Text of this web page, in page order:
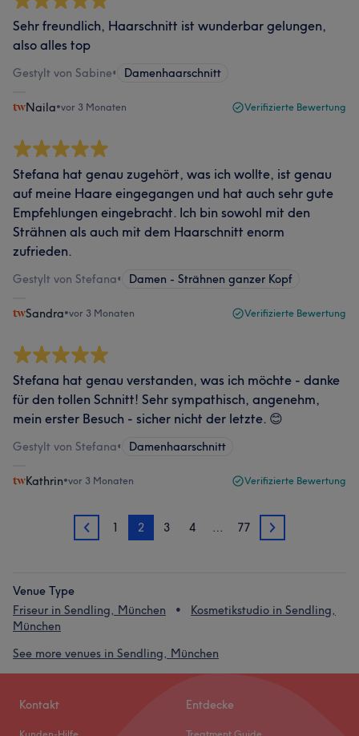
Sehr freundlich, Haarschnitt ist wunderbar gelungen,
also alles top
Gestylt von Sabine• Damenhaarschnitt
Naila•vor 3 Monaten Verifizierte Bewertung
Stefana hat genau zugehört, was ich wollte, ist genau
auf meine Haare eingegangen und hat auch sehr gute
Empfehlungen eingebracht. Ich bin sowohl mit den
Strähnen als auch mit dem Haarschnitt enorm
zufrieden.
Gestylt von Stefana• Damen - Strähnen ganzer Kopf
Sandra•vor 3 Monaten Verifizierte Bewertung
Stefana hat genau verstanden, was ich möchte - danke
für den tollen Schnitt! Sehr sympathisch, angenehm,
mein erster Besuch - sicher nicht der letzte. 😊
Gestylt von Stefana• Damenhaarschnitt
Kathrin•vor 3 Monaten Verifizierte Bewertung
1 1 2 3 4 … 77 3
Venue Type
Friseur in Sendling, München
Kosmetikstudio in Sendling,
München
See more venues in Sendling, München
Kontakt Entdecke